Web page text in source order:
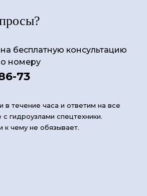
на бесплатную консультацию
номеру
73
течение часа и ответим на все
гидроузлами спецтехники.
к чему не обязывает.